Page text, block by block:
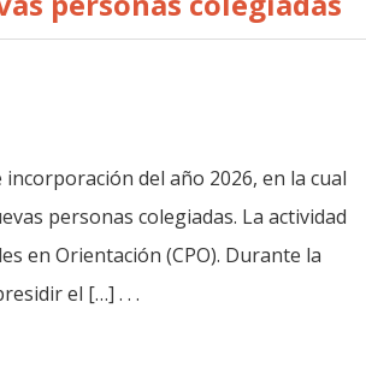
del año 2026, en la cual
personas colegiadas. La actividad
en Orientación (CPO). Durante la
el […] . . .